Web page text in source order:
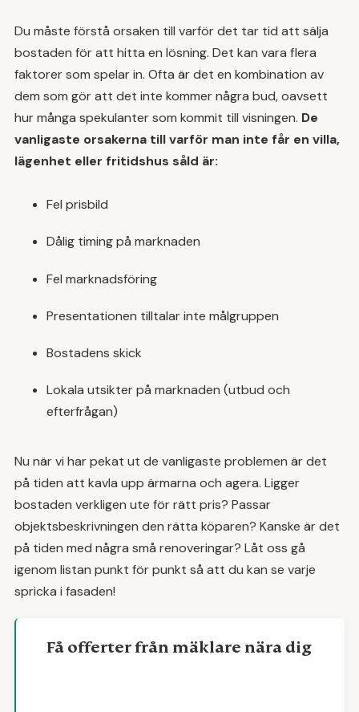
att få försäljningen att ta fart.
Ibland lönar det sig att ta bort bostaden
från marknaden under en period och prova
igen senare. Om du redan har köpt en ny
bostad kan du fundera på att hyra ut under
tiden för att täcka upp för dubbla
Du måste förstå orsaken till varför det tar tid att sälja
bostaden för att hitta en lösning. Det kan vara flera
faktorer som spelar in. Ofta är det en kombination av
dem som gör att det inte kommer några bud, oavsett
hur många spekulanter som kommit till visningen. De
vanligaste orsakerna till varför man inte får en villa,
lägenhet eller fritidshus såld är:
Fel prisbild
Dålig timing på marknaden
Fel marknadsföring
Presentationen tilltalar inte målgruppen
Bostadens skick
Lokala utsikter på marknaden (utbud och
efterfrågan)
Nu när vi har pekat ut de vanligaste problemen är det
på tiden att kavla upp ärmarna och agera. Ligger
bostaden verkligen ute för rätt pris? Passar
objektsbeskrivningen den rätta köparen? Kanske är det
på tiden med några små renoveringar? Låt oss gå
igenom listan punkt för punkt så att du kan se varje
spricka i fasaden!
Få offerter från mäklare nära dig